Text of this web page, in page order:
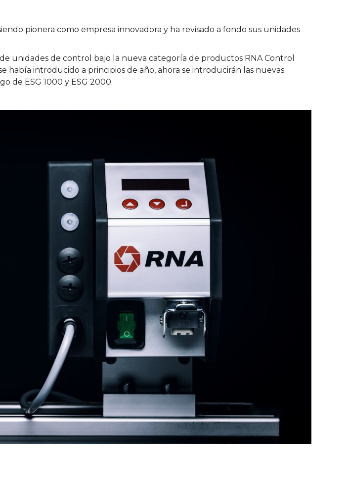
pionera como empresa innovadora y ha revisado a fondo sus unidades
unidades de control bajo la nueva categoría de productos RNA Control
había introducido a principios de año, ahora se introducirán las nuevas
de ESG 1000 y ESG 2000.